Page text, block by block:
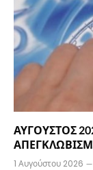
ΑΥΓΟΥΣΤΟΣ
1 Αυγούστου 2026